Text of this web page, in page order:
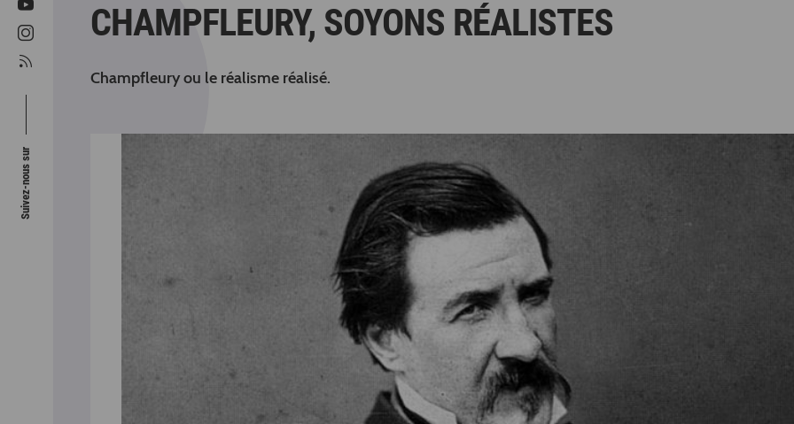
CHAMPFLEURY, SOYONS RÉALISTES
Champfleury ou le réalisme réalisé.